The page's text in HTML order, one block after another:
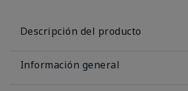
Descripción del producto
Información general